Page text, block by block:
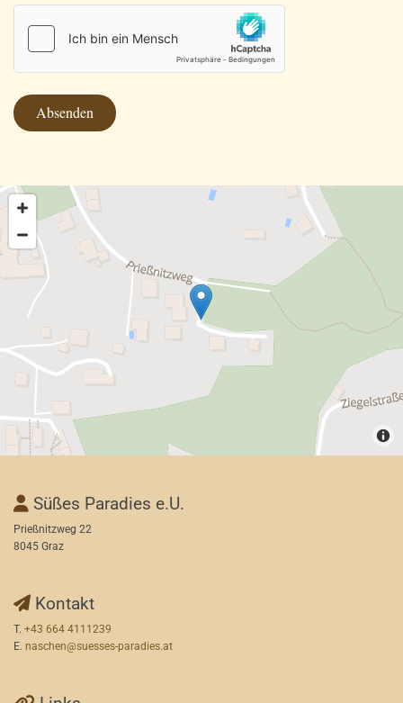
 Süßes Paradies e.U.
Prießnitzweg 22
8045 Graz
 Kontakt
T. +43 664 4111239
E. naschen@suesses-paradies.at